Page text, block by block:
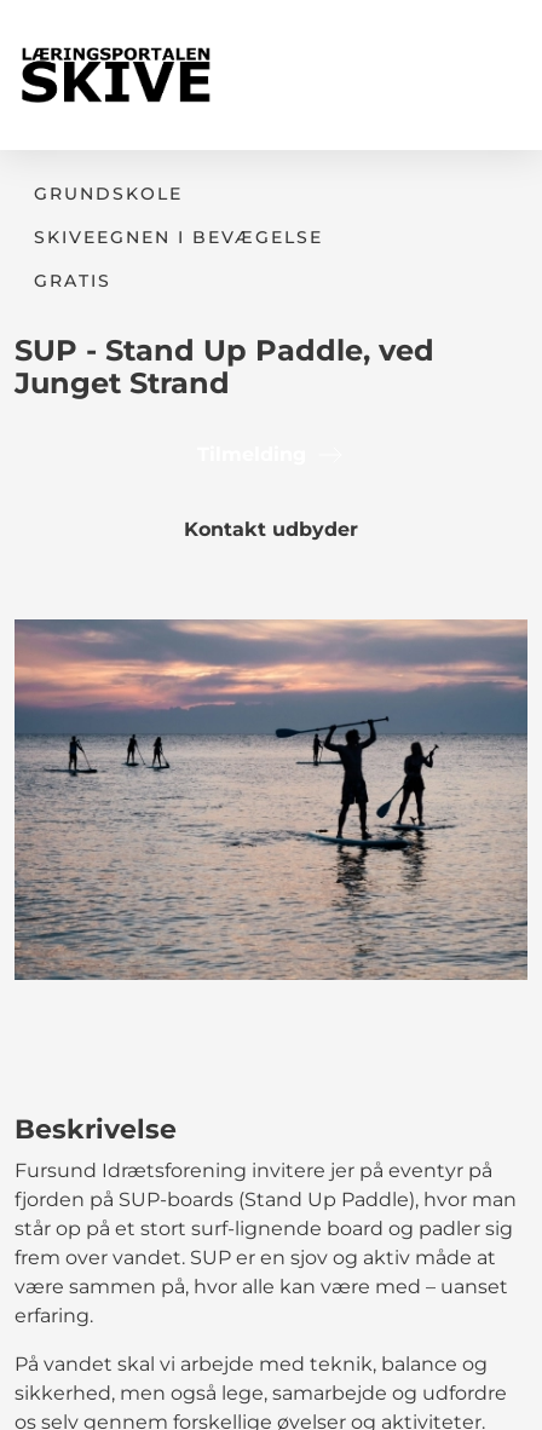
GRUNDSKOLE
SKIVEEGNEN I BEVÆGELSE
GRATIS
SUP - Stand Up Paddle, ved
Junget Strand
Kontakt udbyder
Beskrivelse
Fursund Idrætsforening invitere jer på eventyr på
fjorden på SUP-boards (Stand Up Paddle), hvor man
står op på et stort surf-lignende board og padler sig
frem over vandet. SUP er en sjov og aktiv måde at
være sammen på, hvor alle kan være med – uanset
erfaring.
På vandet skal vi arbejde med teknik, balance og
sikkerhed, men også lege, samarbejde og udfordre
os selv gennem forskellige øvelser og aktiviteter.